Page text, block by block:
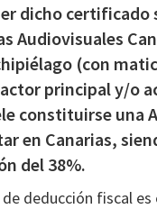
dicho certificado
Audiovisuales
(con
principal y/o
constituirse una
en Canarias,
del 38%.
deducción fiscal